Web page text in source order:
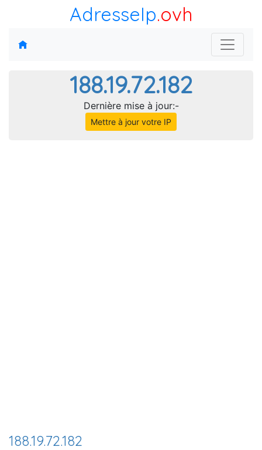
AdresseIp.ovh
188.19.72.182
Dernière mise à jour:-
Mettre à jour votre IP
188.19.72.182